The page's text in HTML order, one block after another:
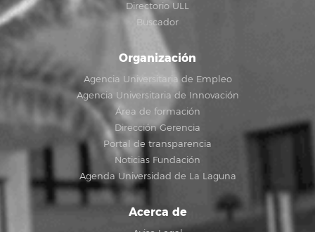
Directorio ULL
Buscador
Organización
Agencia Universitaria de Empleo
Agencia Universitaria de Innovación
Área de formación
Dirección Gerencia
Portal de transparencia
Noticias Fundación
Agenda Universidad de La Laguna
Acerca de